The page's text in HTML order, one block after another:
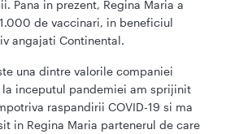
Pana in prezent, Regina Maria a
de vaccinari, in beneficiul
angajati Continental.
una dintre valorile companiei
la inceputul pandemiei am sprijinit
raspandirii COVID-19 si ma
in Regina Maria partenerul de care